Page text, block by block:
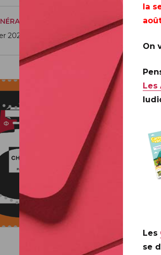
2021
Toute la France
la
On
Les
Les
se